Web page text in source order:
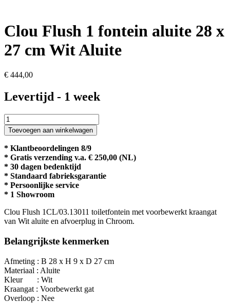
Clou Flush 1 fontein aluite 28 x
27 cm Wit Aluite
€ 444,00
Levertijd - 1 week
Clou
Flush
1
fontein
aluite
28
x
27
cm
Aluite
aantal
Toevoegen aan winkelwagen
* Klantbeoordelingen 8/9
* Gratis verzending v.a. € 250,00 (NL)
* 30 dagen bedenktijd
* Standaard fabrieksgarantie
* Persoonlijke service
* 1 Showroom
Clou Flush 1CL/03.13011 toiletfontein met voorbewerkt kraangat
van Wit aluite en afvoerplug in Chroom.
Belangrijkste kenmerken
Afmeting : B 28 x H 9 x D 27 cm
Materiaal : Aluite
Kleur : Wit
Kraangat : Voorbewerkt gat
Overloop : Nee